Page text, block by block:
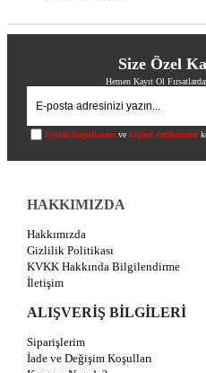
Size Özel
Hemen Kayıt Ol
Üyelik koşullarınıve kişisel verilerimin
HAKKIMIZDA
Hakkımızda
Gizlilik Politikası
KVKK Hakkında Bilgilendirme
İletişim
ALIŞVERİŞ BİLGİLERİ
Siparişlerim
İade ve Değişim Koşulları